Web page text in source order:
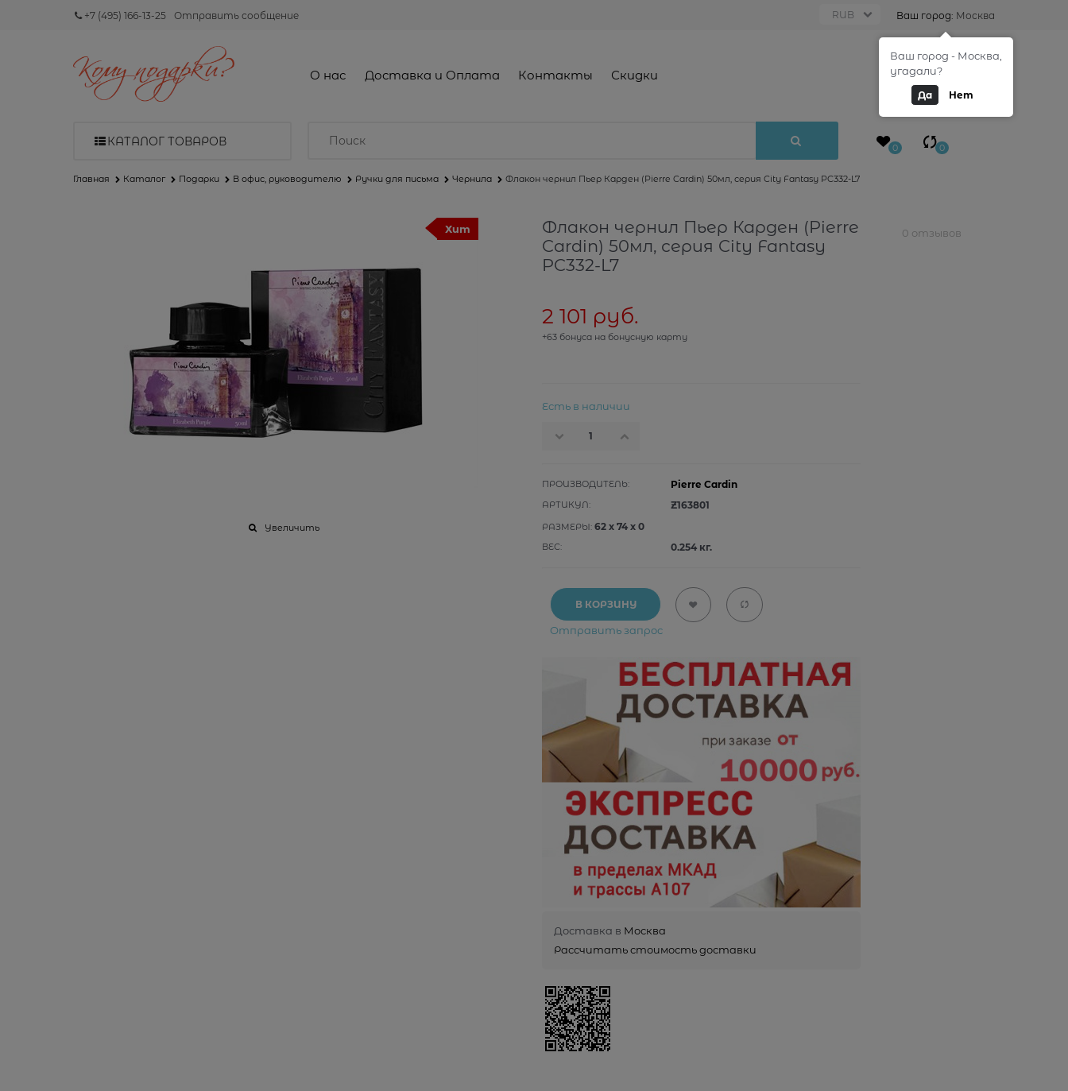
+7 (495) 166-13-25 Отправить сообщение Ваш город: Москва
О нас Доставка и Оплата Контакты Скидки
0
КАТАЛОГ ТОВАРОВ 0 0
Главная Каталог Подарки В офис, руководителю Ручки для письма Чернила Флакон чернил Пьер Карден (Pierre Cardin) 50мл, серия City Fantasy PC332-L7
Хит
Увеличить
Флакон чернил Пьер Карден (Pierre
Cardin) 50мл, серия City Fantasy
PC332-L7
2 101 руб.
+63 бонуса на бонусную карту
Есть в наличии
ПРОИЗВОДИТЕЛЬ: Pierre Cardin
АРТИКУЛ: Z163801
РАЗМЕРЫ: 62 x 74 x 0
ВЕС: 0.254кг.
В КОРЗИНУ
Отправить запрос
Доставка в Москва
Рассчитать стоимость доставки
0 отзывов
Ваш город - Москва,
угадали?
Да Нет